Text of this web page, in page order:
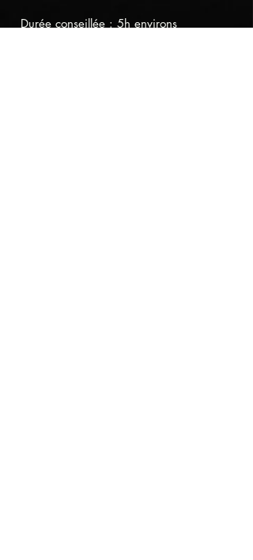
Durée conseillée : 5h environs